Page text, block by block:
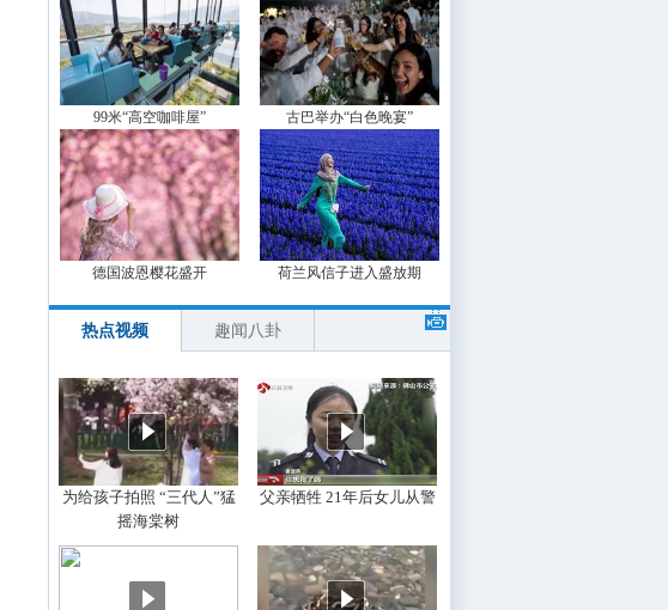
99米“高空咖啡屋” 古巴举办“白色晚宴”
德国波恩樱花盛开 荷兰风信子进入盛放期
热点视频 趣闻八卦
为给孩子拍照 “三代人”猛
摇海棠树
父亲牺牲 21年后女儿从警